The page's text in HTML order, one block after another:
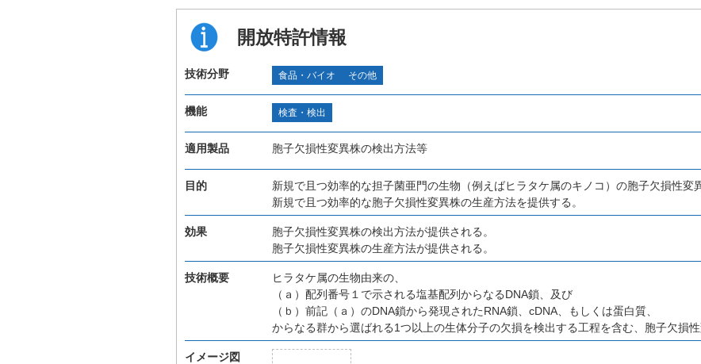
開放特許情報
技術分野 食品・バイオ その他
機能 検査・検出
適用製品 胞子欠損性変異株の検出方法等
目的
新規で且つ効率的な担子菌亜門の生物（例えばヒラタケ属のキノコ）の胞子欠損性変
新規で且つ効率的な胞子欠損性変異株の生産方法を提供する。
効果
胞子欠損性変異株の検出方法が提供される。
胞子欠損性変異株の生産方法が提供される。
技術概要
ヒラタケ属の生物由来の、
（ａ）配列番号１で示される塩基配列からなるDNA鎖、及び
（ｂ）前記（ａ）のDNA鎖から発現されたRNA鎖、cDNA、もしくは蛋白質、
からなる群から選ばれる1つ以上の生体分子の欠損を検出する工程を含む、胞子欠損性
イメージ図